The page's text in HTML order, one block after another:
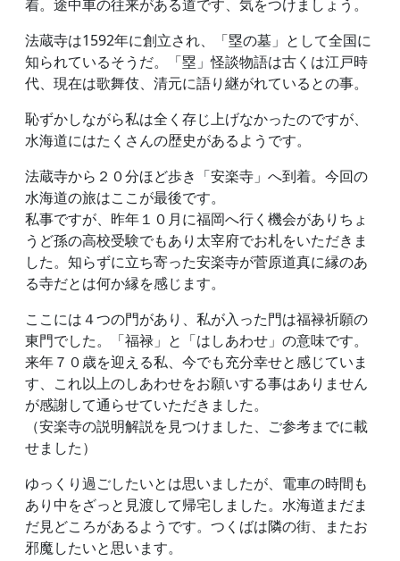
着。途中車の往来がある道です、気をつけましょう。
法蔵寺は1592年に創立され、「塁の墓」として全国に
知られているそうだ。「塁」怪談物語は古くは江戸時
代、現在は歌舞伎、清元に語り継がれているとの事。
恥ずかしながら私は全く存じ上げなかったのですが、
水海道にはたくさんの歴史があるようです。
法蔵寺から２０分ほど歩き「安楽寺」へ到着。今回の
水海道の旅はここが最後です。
私事ですが、昨年１０月に福岡へ行く機会がありちょ
うど孫の高校受験でもあり太宰府でお札をいただきま
した。知らずに立ち寄った安楽寺が菅原道真に縁のあ
る寺だとは何か縁を感じます。
ここには４つの門があり、私が入った門は福禄祈願の
東門でした。「福禄」と「はしあわせ」の意味です。
来年７０歳を迎える私、今でも充分幸せと感じていま
す、これ以上のしあわせをお願いする事はありません
が感謝して通らせていただきました。
（安楽寺の説明解説を見つけました、ご参考までに載
せました）
ゆっくり過ごしたいとは思いましたが、電車の時間も
あり中をざっと見渡して帰宅しました。水海道まだま
だ見どころがあるようです。つくばは隣の街、またお
邪魔したいと思います。